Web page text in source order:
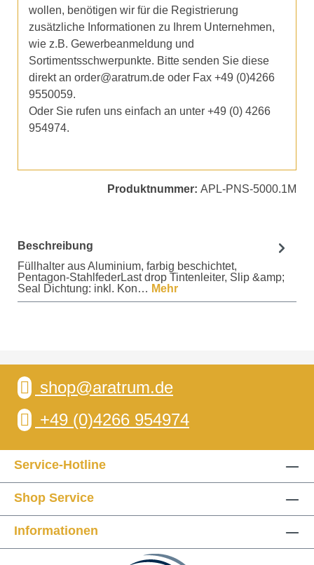
wollen, benötigen wir für die Registrierung
zusätzliche Informationen zu Ihrem Unternehmen,
wie z.B. Gewerbeanmeldung und
Sortimentsschwerpunkte. Bitte senden Sie diese
direkt an order@aratrum.de oder Fax +49 (0)4266
9550059.
Oder Sie rufen uns einfach an unter +49 (0) 4266
954974.
Produktnummer: APL-PNS-5000.1M
Beschreibung
Füllhalter aus Aluminium, farbig beschichtet,
Pentagon-StahlfederLast drop Tintenleiter, Slip &amp;
Seal Dichtung: inkl. Kon… Mehr
shop@aratrum.de
+49 (0)4266 954974
Service-Hotline
Shop Service
Informationen